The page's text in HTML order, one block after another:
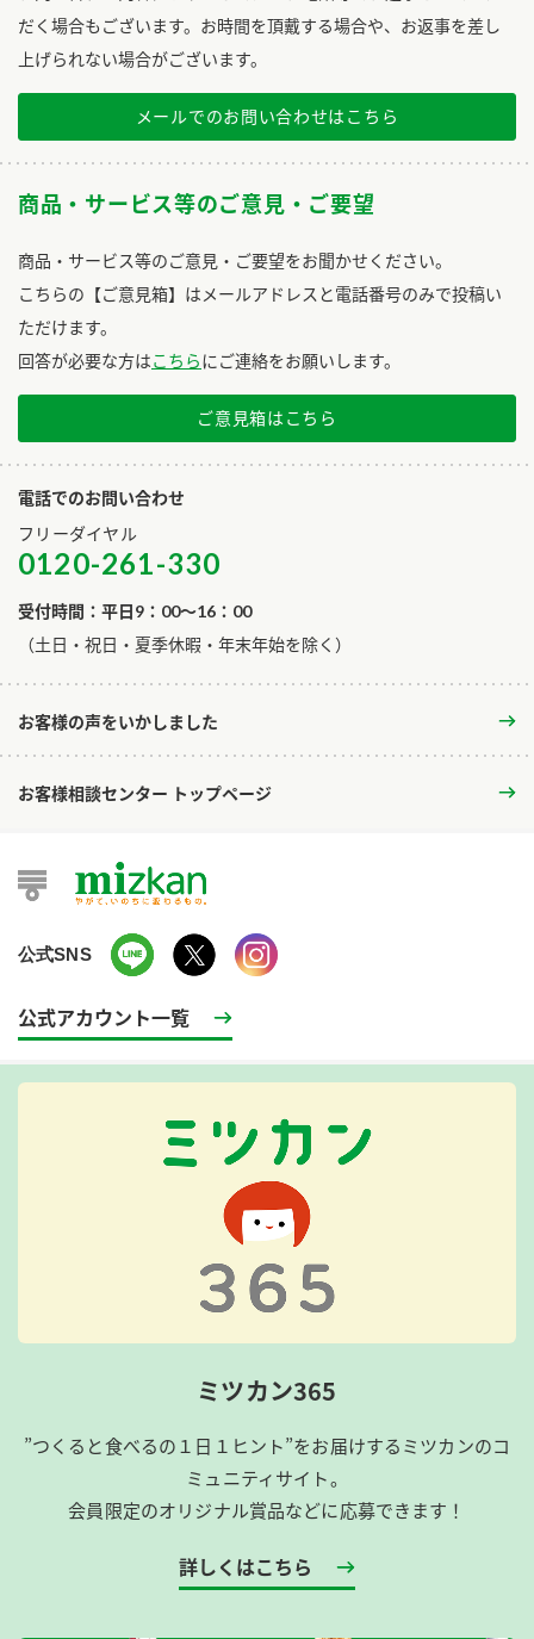
だく場合もございます。お時間を頂戴する場合や、お返事を差し
上げられない場合がございます。
メールでのお問い合わせはこちら
商品・サービス等のご意見・ご要望
商品・サービス等のご意見・ご要望をお聞かせください。
こちらの【ご意見箱】はメールアドレスと電話番号のみで投稿い
ただけます。
回答が必要な方はこちらにご連絡をお願いします。
ご意見箱はこちら
電話でのお問い合わせ
フリーダイヤル
0120-261-330
受付時間：平日9：00～16：00
​（土日・祝日・夏季休暇・年末年始を除く）
お客様の声をいかしました
お客様相談センター トップページ
公式SNS
公式アカウント一覧
ミツカン365
”つくると食べるの１日１ヒント”をお届けするミツカンのコ
ミュニティサイト。
会員限定のオリジナル賞品などに応募できます！
詳しくはこちら